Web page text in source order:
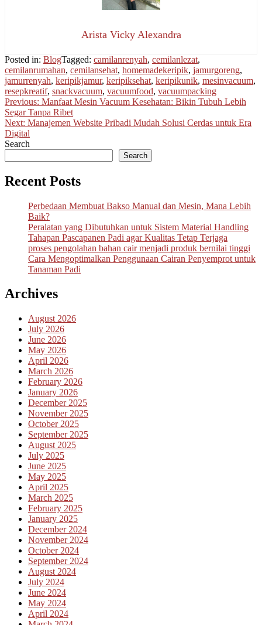
Arista Vicky Alexandra
Posted in: BlogTagged: camilanrenyah, cemilanlezat,
cemilanrumahan, cemilansehat, homemadekeripik, jamurgoreng,
jamurrenyah, keripikjamur, keripiksehat, keripikunik, mesinvacuum,
resepkreatif, snackvacuum, vacuumfood, vacuumpacking
Post
navigation
Previous: Manfaat Mesin Vacuum Kesehatan: Bikin Tubuh Lebih
Segar Tanpa Ribet
Next: Manajemen Website Pribadi Mudah Solusi Cerdas untuk Era
Digital
Search
Search
Recent Posts
Perbedaan Membuat Bakso Manual dan Mesin, Mana Lebih
Baik?
Peralatan yang Dibutuhkan untuk Sistem Material Handling
Tahapan Pascapanen Padi agar Kualitas Tetap Terjaga
proses pengolahan bahan cair menjadi produk bernilai tinggi
Cara Mengoptimalkan Penggunaan Cairan Penyemprot untuk
Tanaman Padi
Archives
August 2026
July 2026
June 2026
May 2026
April 2026
March 2026
February 2026
January 2026
December 2025
November 2025
October 2025
September 2025
August 2025
July 2025
June 2025
May 2025
April 2025
March 2025
February 2025
January 2025
December 2024
November 2024
October 2024
September 2024
August 2024
July 2024
June 2024
May 2024
April 2024